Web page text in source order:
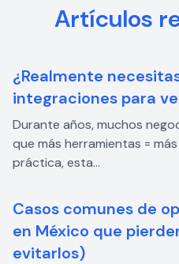
Artículos
¿Realmente
integraciones para
Durante años, muchos
que más herramientas =
práctica, esta...
Casos comunes de
en México que
evitarlos)